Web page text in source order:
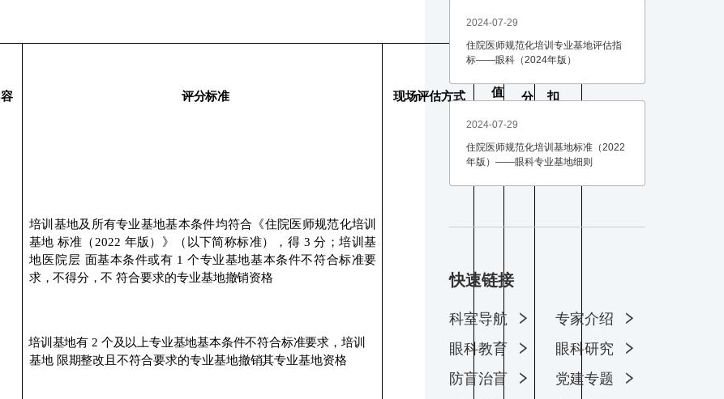
评分标准 现场评估方式
分
值
得
分
扣
因
培训基地及所有专业基地基本条件均符合《住院医师规范化培训
基地 标准（ 2022 年版）》（以下简称标准），得 3 分；培训基
地医院层 面基本条件或有 1 个专业基地基本条件不符合标准要
求，不得分，不 符合要求的专业基地撤销资格
培训基地有 2 个及以上专业基地基本条件不符合标准要求，培训
基地 限期整改且不符合要求的专业基地撤销其专业基地资格
2024-07-29
住院医师规范化培训专业基地评估指
标——眼科（2024年版）
2024-07-29
住院医师规范化培训基地标准（2022
年版）——眼科专业基地细则
快速链接
快
速
科室导航
专家介绍
眼科教育
眼科研究
防盲治盲
党建专题